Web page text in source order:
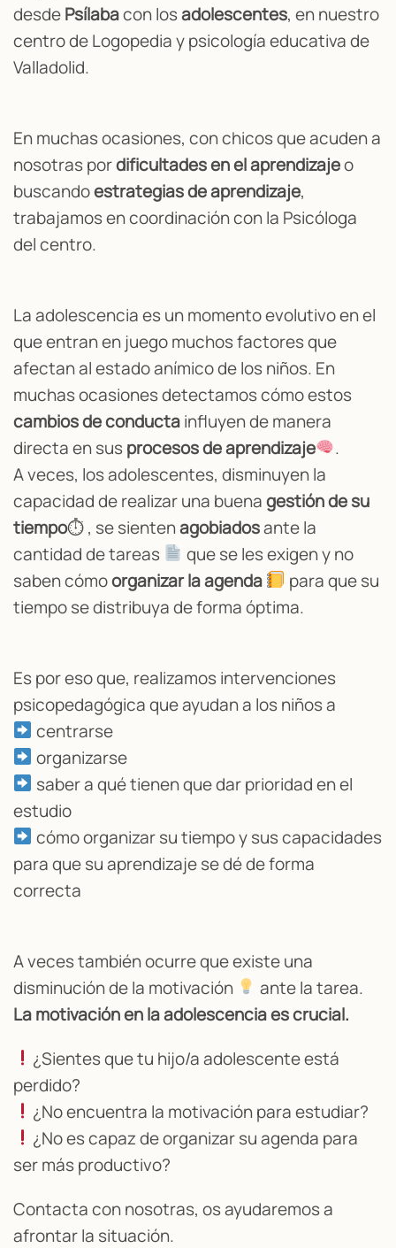
desdePsílabacon losadolescentes, en nuestro
centro de Logopedia y psicología educativa de
Valladolid.
En muchas ocasiones, con chicos que acuden a
nosotras pordificultades en el aprendizajeo
buscandoestrategias de aprendizaje,
trabajamos en coordinación con la Psicóloga
del centro.
La adolescencia es un momento evolutivo en el
que entran en juego muchos factores que
afectan al estado anímico de los niños. En
muchas ocasiones detectamos cómo estos
cambios de conductainfluyen de manera
directa en susprocesos de aprendizaje
.
A veces, los adolescentes, disminuyen la
capacidad de realizar una buenagestión de su
tiempo⏱ , se sientenagobiadosante la
cantidad de tareas
que se les exigen y no
saben cómoorganizar la agenda
para que su
tiempo se distribuya de forma óptima.
Es por eso que, realizamos intervenciones
psicopedagógica que ayudan a los niños a
centrarse
organizarse
saber a qué tienen que dar prioridad en el
estudio
cómo organizar su tiempo y sus capacidades
para que su aprendizaje se dé de forma
correcta
A veces también ocurre que existe una
disminución de la motivación
ante la tarea.
La motivación en la adolescencia es crucial.
¿Sientes que tu hijo/a adolescente está
perdido?
¿No encuentra la motivación para estudiar?
¿No es capaz de organizar su agenda para
ser más productivo?
Contacta con nosotras, os ayudaremos a
afrontar la situación.